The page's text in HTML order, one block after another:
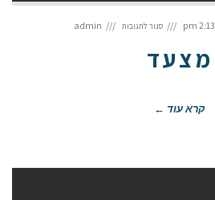
2:13 pm סגור לתגובות מצעד admin
מצעד
קרא עוד ←